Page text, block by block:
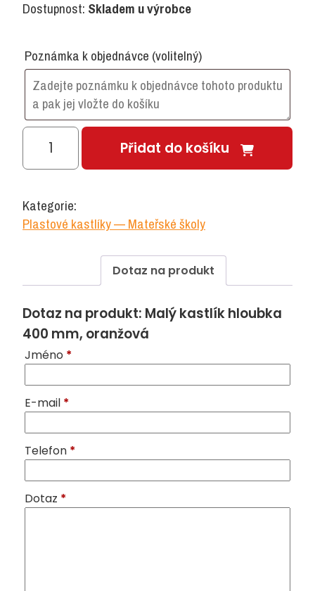
Dostupnost: Skladem u výrobce
Poznámka k objednávce (volitelný)
Malý
kastlík
400
mm,
Přidat do košíku
Kategorie:
Plastové kastlíky — Mateřské školy
Dotaz na produkt
Dotaz na produkt: Malý kastlík hloubka
400 mm, oranžová
Jméno *
E-mail *
Telefon *
Dotaz *